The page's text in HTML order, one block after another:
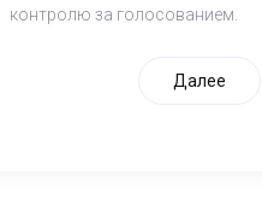
контролю за голосованием.
Далее